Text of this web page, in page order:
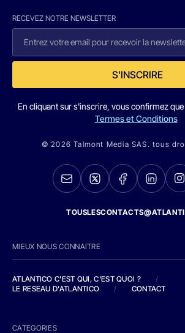
RECEVEZ NOTRE NEWSLETTER
S'INSCRIRE
En cliquant sur s'inscrire, vous confirmez
Termes et Conditions
© 2026 Talmont Media SAS. tous
MIEUX NOUS CONNAITRE
ATLANTICO C'EST QUI, C'EST QUOI ?
/
LE RESEAU D'ATLANTICO
/ CONTACT
CATEGORIES